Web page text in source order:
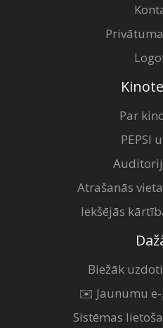
Par
PEPSI
Atrašanās
Iekšējās
Biežāk
✉️ Jaunumu e-
Sistēmas